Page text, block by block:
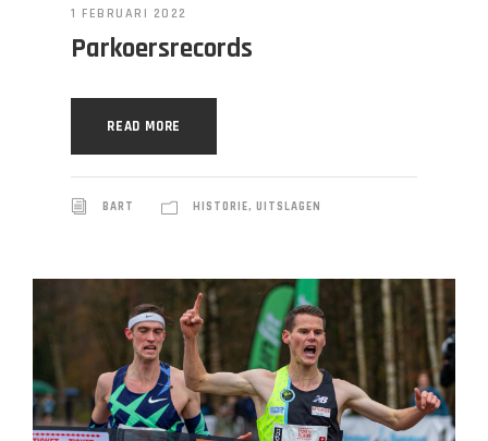
1 FEBRUARI 2022
Parkoersrecords
READ MORE
BART HISTORIE, UITSLAGEN